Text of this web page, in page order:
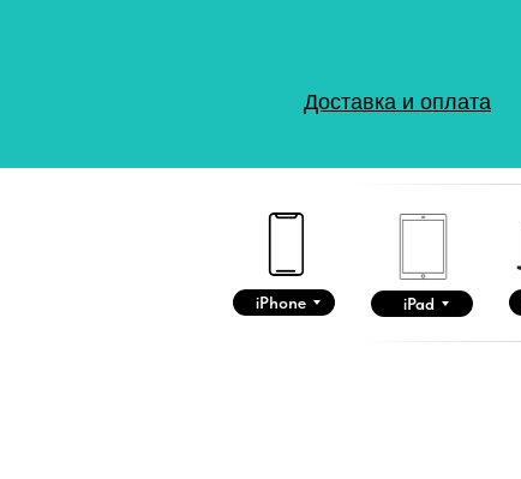
Доставка и оплата
iPhone iPad